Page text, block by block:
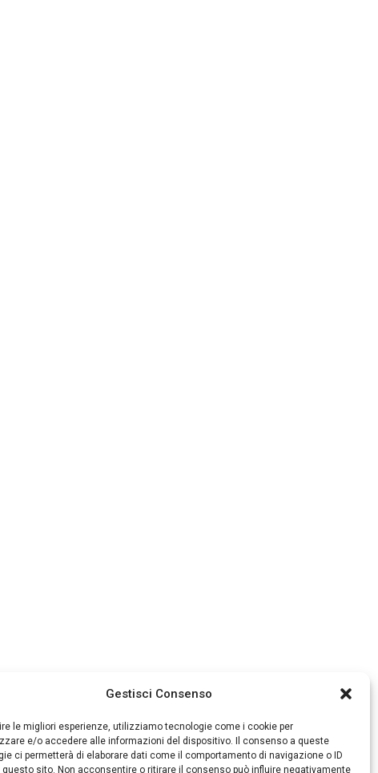
Gestisci Consenso
le migliori esperienze, utilizziamo tecnologie come i cookie per
e/o accedere alle informazioni del dispositivo. Il consenso a queste
ci permetterà di elaborare dati come il comportamento di navigazione o ID
sito. Non acconsentire o ritirare il consenso può influire negativamente